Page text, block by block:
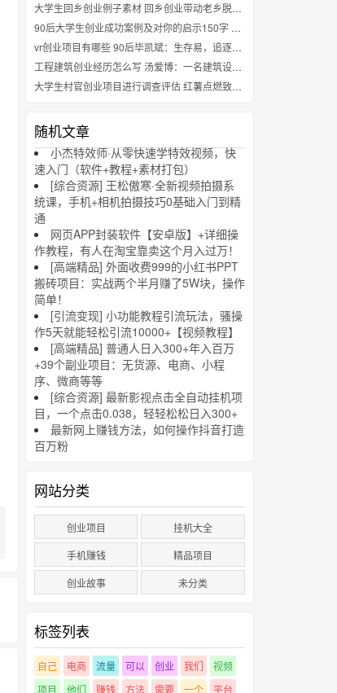
大学生回乡创业例子素材 回乡创业带动老乡脱贫 一个大学生的初心与爱心
90后大学生创业成功案例及对你的启示150字 发微博做手账 95后女生创业“玩着玩着”月入8万
vr创业项目有哪些 90后毕凯斌：生存易，追逐理想的创业很难
工程建筑创业经历怎么写 汤爱博：一名建筑设计师的焦虑与创业历程
大学生村官创业项目进行调查评估 红薯点燃致富梦，80后村干部郭培的“薯香人生”
随机文章
小杰特效师·从零快速学特效视频，快
速入门（软件+教程+素材打包）
[综合资源] 王松傲寒·全新视频拍摄系
统课，手机+相机拍摄技巧0基础入门到精
通
网页APP封装软件【安卓版】+详细操
作教程，有人在淘宝靠卖这个月入过万！
[高端精品] 外面收费999的小红书PPT
搬砖项目：实战两个半月赚了5W块，操作
简单！
[引流变现] 小功能教程引流玩法，骚操
作5天就能轻松引流10000+【视频教程】
[高端精品] 普通人日入300+年入百万
+39个副业项目：无货源、电商、小程
序、微商等等
[综合资源] 最新影视点击全自动挂机项
目，一个点击0.038，轻轻松松日入300+
最新网上赚钱方法，如何操作抖音打造
百万粉
网站分类
创业项目
挂机大全
手机赚钱
精品项目
创业故事
未分类
标签列表
自己 电商 流量 可以 创业 我们
视频
项目
他们 赚钱 方法 需要 一个 平台